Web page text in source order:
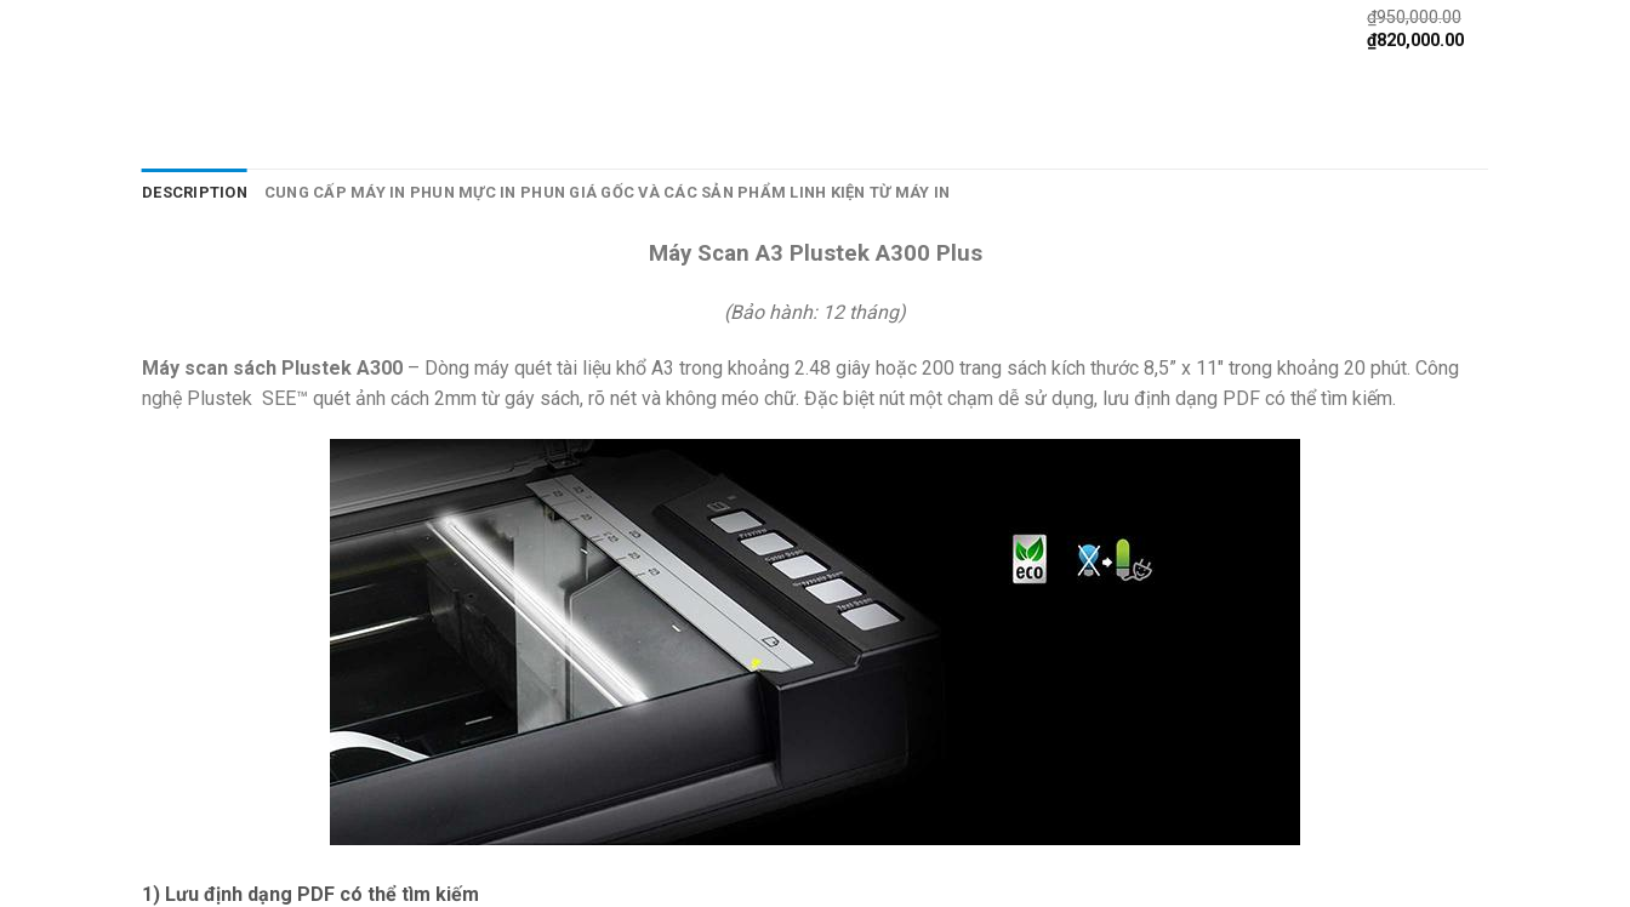
₫950,000.00
₫820,000.00
DESCRIPTION CUNG CẤP MÁY IN PHUN MỰC IN PHUN GIÁ GỐC VÀ CÁC SẢN PHẨM LINH KIỆN TỪ MÁY IN
Máy Scan A3 Plustek A300 Plus
(Bảo hành: 12 tháng)
Máy scan sách Plustek A300 – Dòng máy quét tài liệu khổ A3 trong khoảng 2.48 giây hoặc 200 trang sách kích thước 8,5” x 11″ trong khoảng 20 phút. Công
nghệ Plustek SEE™ quét ảnh cách 2mm từ gáy sách, rõ nét và không méo chữ. Đặc biệt nút một chạm dễ sử dụng, lưu định dạng PDF có thể tìm kiếm.
1) Lưu định dạng PDF có thể tìm kiếm